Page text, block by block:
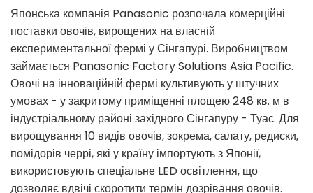
Японська компанія Panasonic розпочала комерційні
поставки овочів, вирощених на власній
експериментальної фермі у Сінгапурі. Виробництвом
займається Panasonic Factory Solutions Asia Pacific.
Овочі на інноваційній фермі культивують у штучних
умовах - у закритому приміщенні площею 248 кв. м в
індустріальному районі західного Сінгапуру - Туас. Для
вирощування 10 видів овочів, зокрема, салату, редиски,
помідорів черрі, які у країну імпортують з Японії,
використовують спеціальне LED освітлення, що
дозволяє вдвічі скоротити термін дозрівання овочів.